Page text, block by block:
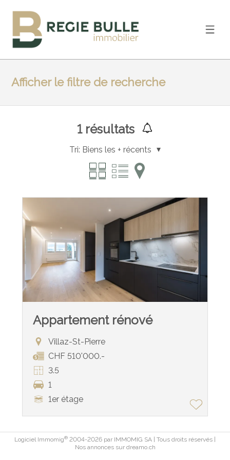
Afficher le filtre de recherche
1résultats
Tri: Biens les + récents
Appartement rénové
Villaz-St-Pierre
CHF 510'000.-
3.5
1
1er étage
Logiciel Immomig® 2004-2026 par IMMOMIG SA | Tous droits réservés |
Nos annonces sur dreamo.ch